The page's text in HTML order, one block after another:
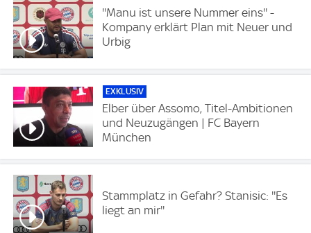
''Manu ist unsere Nummer eins'' -
Kompany erklärt Plan mit Neuer und
Urbig
EXKLUSIV
Elber über Assomo, Titel-Ambitionen
und Neuzugängen | FC Bayern
München
Stammplatz in Gefahr? Stanisic: ''Es
liegt an mir''